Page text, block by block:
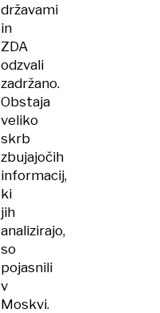
državami
in
ZDA
odzvali
zadržano.
Obstaja
veliko
skrb
zbujajočih
informacij,
ki
jih
analizirajo,
so
pojasnili
v
Moskvi.